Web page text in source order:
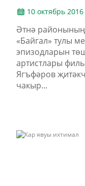
10 октябрь 2016
Әтнә
«Байгал» тулы
эпизодларын
артистлары
Ягъфәров
чакыр...